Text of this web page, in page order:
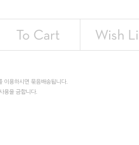
이용하시면 묶음배송됩니다.
용을 금합니다.